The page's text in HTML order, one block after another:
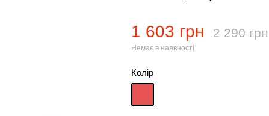
1 603 грн 2 290 грн
Немає в наявності
Колір